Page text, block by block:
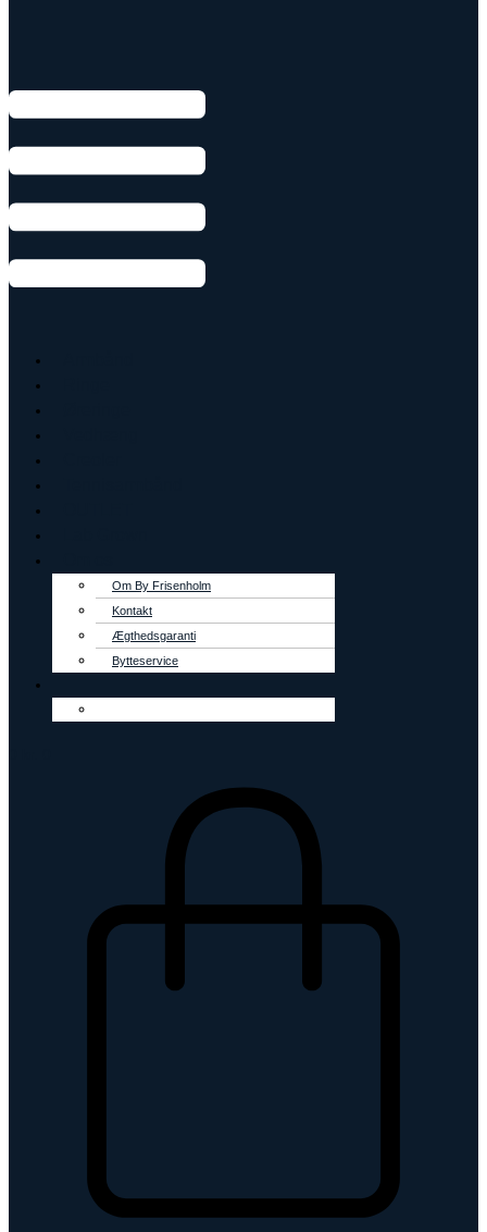
Om By Frisenholm
Kontakt
Ægthedsgaranti
Bytteservice